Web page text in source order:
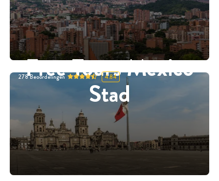
Free Tours Mexico
Stad
278Beoordelingen 4.84